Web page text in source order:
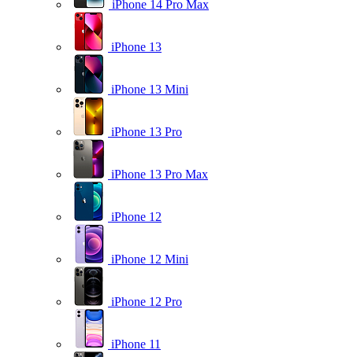
iPhone 14 Pro Max
iPhone 13
iPhone 13 Mini
iPhone 13 Pro
iPhone 13 Pro Max
iPhone 12
iPhone 12 Mini
iPhone 12 Pro
iPhone 11